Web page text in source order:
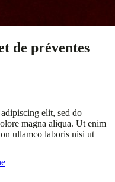
de préventes
elit, sed do
magna aliqua. Ut enim
ullamco laboris nisi ut